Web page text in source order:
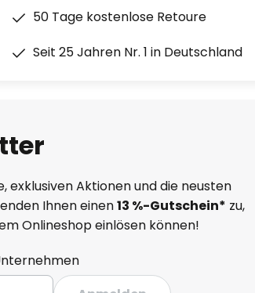
50 Tage kostenlose Retoure
Seit 25 Jahren Nr. 1 in Deutschland
exklusiven Aktionen und die neusten
Ihnen einen13 %-Gutschein* zu,
Onlineshop einlösen können!